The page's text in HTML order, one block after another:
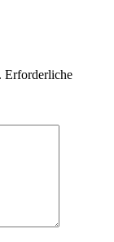
Erforderliche